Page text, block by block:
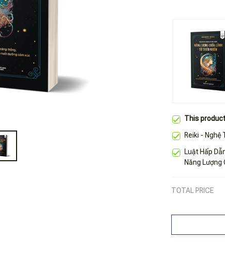
This
Reiki - Nghệ
Luật Hấp
Năng Lượng
TOTAL PRICE